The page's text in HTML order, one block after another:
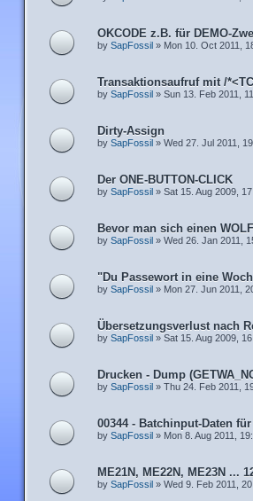
OKCODE z.B. für DEMO-
by SapFossil » Mon 10. Oct 2011,
Transaktionsaufruf mit /
by SapFossil » Sun 13. Feb 2011,
Dirty-Assign
by SapFossil » Wed 27. Jul 2011,
Der ONE-BUTTON-CLICK
by SapFossil » Sat 15. Aug 2009,
Bevor man sich einen
by SapFossil » Wed 26. Jan 2011,
"Du Passewort in eine
by SapFossil » Mon 27. Jun 2011,
Übersetzungsverlust nach
by SapFossil » Sat 15. Aug 2009,
Drucken - Dump
by SapFossil » Thu 24. Feb 2011,
00344 - Batchinput-Daten
by SapFossil » Mon 8. Aug 2011,
ME21N, ME22N, ME23N ...
by SapFossil » Wed 9. Feb 2011,